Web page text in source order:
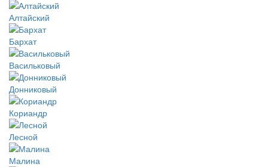
Алтайский
Бархат
Васильковый
Донниковый
Кориандр
Лесной
Малина